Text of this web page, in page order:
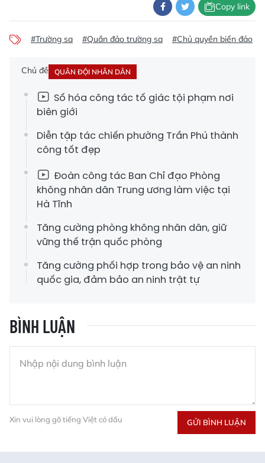
Copy link
#Trường sa #Quần đảo trường sa #Chủ quyền biển đảo
Chủ đề QUÂN ĐỘI NHÂN DÂN
Số hóa công tác tố giác tội phạm nơi
biên giới
Diễn tập tác chiến phường Trần Phú thành
công tốt đẹp
Đoàn công tác Ban Chỉ đạo Phòng
không nhân dân Trung ương làm việc tại
Hà Tĩnh
Tăng cường phòng không nhân dân, giữ
vững thế trận quốc phòng
Tăng cường phối hợp trong bảo vệ an ninh
quốc gia, đảm bảo an ninh trật tự
BÌNH LUẬN
Xin vui lòng gõ tiếng Việt có dấu GỬI BÌNH LUẬN